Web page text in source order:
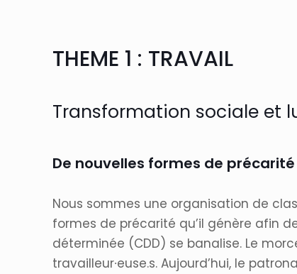
THEME 1 : TRAVAIL
Transformation sociale et
De nouvelles formes de
Nous sommes une organisation de
formes de précarité qu’il génère afin
déterminée (CDD) se banalise. Le
travailleur∙euse.s. Aujourd’hui, le